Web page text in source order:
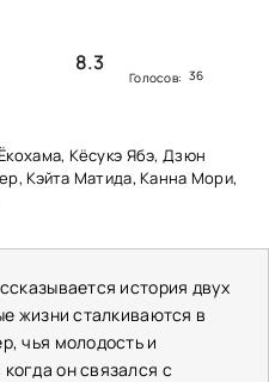
8.3
Голосов: 36
Кёсукэ Ябэ, Дзюн
Кэйта Матида, Канна Мори,
история двух
жизни сталкиваются в
чья молодость и
он связался с